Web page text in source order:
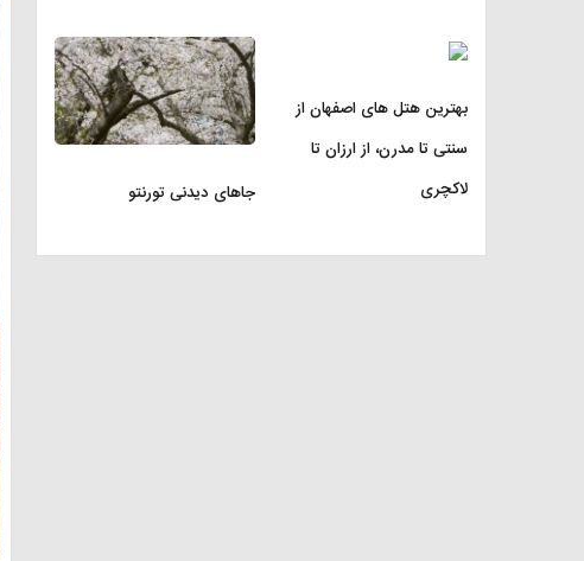
بهترین هتل های اصفهان از
سنتی تا مدرن، از ارزان تا
لاکچری
جاهای دیدنی تورنتو